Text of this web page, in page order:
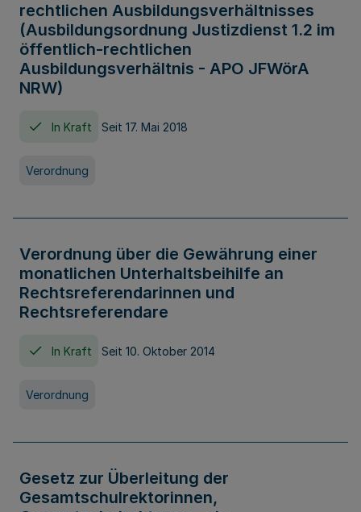
rechtlichen Ausbildungsverhältnisses
(Ausbildungsordnung Justizdienst 1.2 im
öffentlich-rechtlichen
Ausbildungsverhältnis - APO JFWörA
NRW)
In Kraft Seit 17. Mai 2018
Verordnung
Verordnung über die Gewährung einer
monatlichen Unterhaltsbeihilfe an
Rechtsreferendarinnen und
Rechtsreferendare
In Kraft Seit 10. Oktober 2014
Verordnung
Gesetz zur Überleitung der
Gesamtschulrektorinnen,